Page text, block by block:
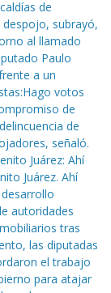
de
subrayó,
al llamado
Paulo
a un
votos
de
de
señaló.
Juárez: Ahí
Juárez. Ahí
autoridades
tras
las diputadas
el trabajo
para atajar